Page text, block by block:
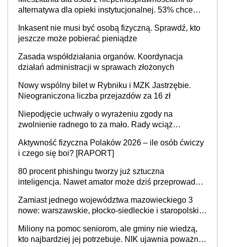
alternatywa dla opieki instytucjonalnej. 53% chce
Inkasent nie musi być osobą fizyczną. Sprawdź, kto
jeszcze może pobierać pieniądze
Zasada współdziałania organów. Koordynacja
działań administracji w sprawach złożonych
Nowy wspólny bilet w Rybniku i MZK Jastrzębie.
Nieograniczona liczba przejazdów za 16 zł
Niepodjęcie uchwały o wyrażeniu zgody na
zwolnienie radnego to za mało. Rady wciąż
sprawy
Aktywność fizyczna Polaków 2026 – ile osób ćwiczy
i czego się boi? [RAPORT]
80 procent phishingu tworzy już sztuczna
inteligencja. Nawet amator może dziś przeprowadzić
Zamiast jednego województwa mazowieckiego 3
nowe: warszawskie, płocko-siedleckie i staropolskie.
stołecznych
Miliony na pomoc seniorom, ale gminy nie wiedzą,
kto najbardziej jej potrzebuje. NIK ujawnia poważną